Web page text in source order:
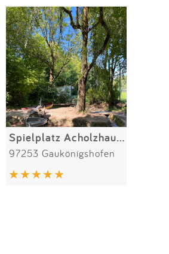
Anmelden
SPIELGERÄTE
Alle Filter (1)
Spielplatz Acholzhausen
97253 Gaukönigshofen